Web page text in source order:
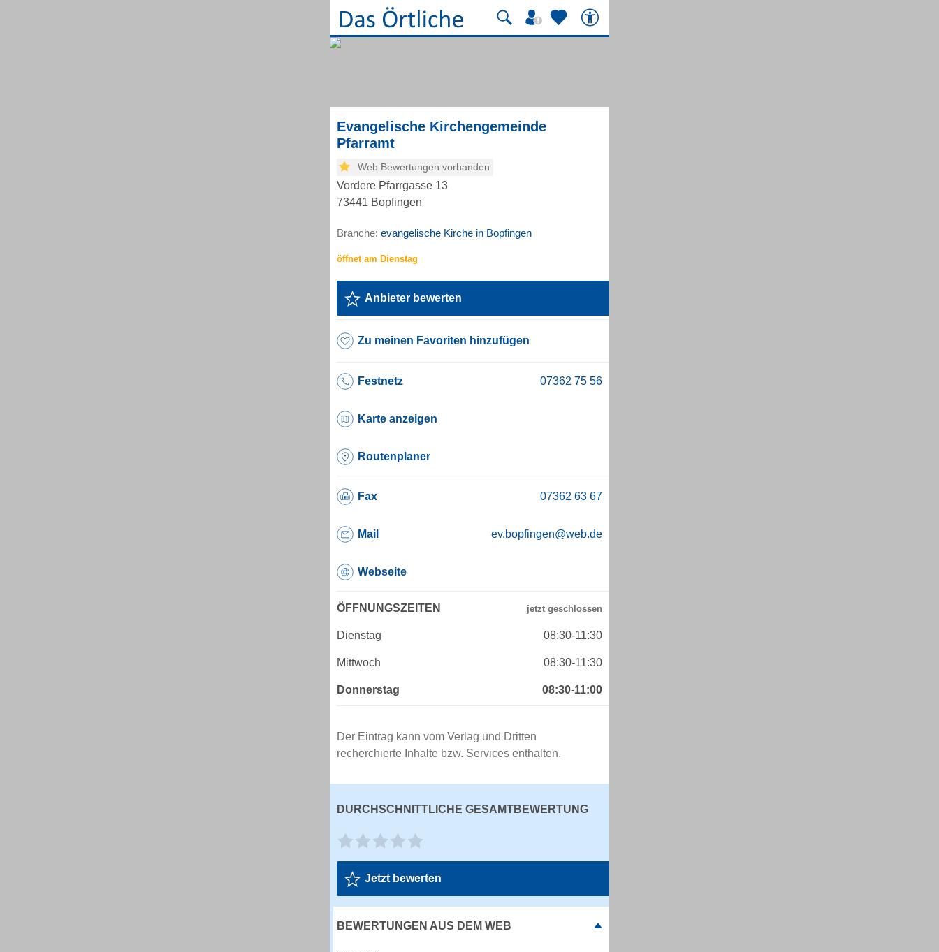
Evangelische Kirchengemeinde
Pfarramt
Web Bewertungen vorhanden
Vordere Pfarrgasse 13
73441 Bopfingen
Branche: evangelische Kirche in Bopfingen
Anbieter bewerten
Zu meinen Favoriten hinzufügen
Festnetz
Karte anzeigen
Routenplaner
Fax
Mail ev.bopfingen@web.de
Webseite
ÖFFNUNGSZEITEN
Dienstag 08:30-11:30
Mittwoch 08:30-11:30
Donnerstag 08:30-11:00
Der Eintrag kann vom Verlag und Dritten
recherchierte Inhalte bzw. Services enthalten.
DURCHSCHNITTLICHE GESAMTBEWERTUNG
Jetzt bewerten
BEWERTUNGEN AUS DEM WEB